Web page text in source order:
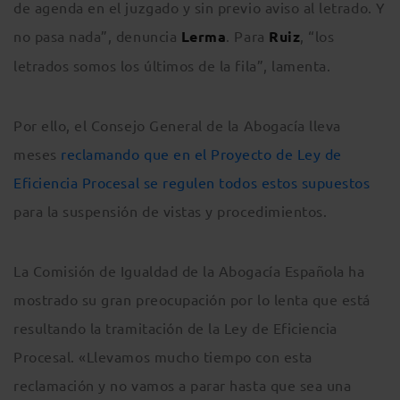
de agenda en el juzgado y sin previo aviso al letrado. Y
no pasa nada”, denuncia Lerma. Para Ruiz, “los
letrados somos los últimos de la fila”, lamenta.
Por ello, el Consejo General de la Abogacía lleva
meses reclamando que en el Proyecto de Ley de
Eficiencia Procesal se regulen todos estos supuestos
para la suspensión de vistas y procedimientos.
La Comisión de Igualdad de la Abogacía Española ha
mostrado su gran preocupación por lo lenta que está
resultando la tramitación de la Ley de Eficiencia
Procesal. «Llevamos mucho tiempo con esta
reclamación y no vamos a parar hasta que sea una